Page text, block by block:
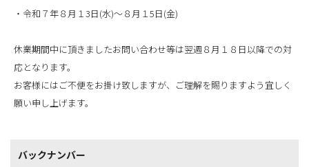
・令和７年８月１3日(水)～８月１5日(金)
休業期間中に頂きましたお問い合わせ等は翌週８月１８日以降での対
応となります。
お客様にはご不便をお掛け致しますが、ご理解を賜りますよう宜しく
願い申し上げます。
バックナンバー